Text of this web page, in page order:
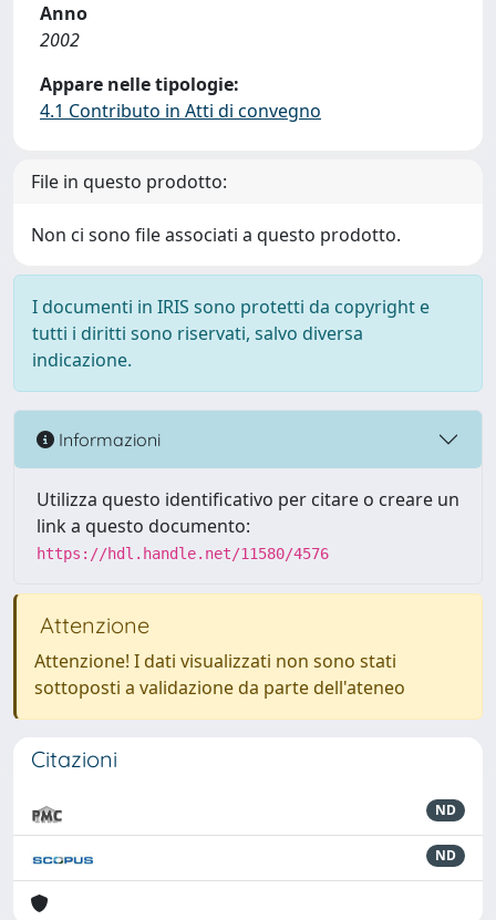
Anno
2002
Appare nelle tipologie:
4.1 Contributo in Atti di convegno
File in questo prodotto:
Non ci sono file associati a questo prodotto.
I documenti in IRIS sono protetti da copyright e
tutti i diritti sono riservati, salvo diversa
indicazione.
Informazioni
Utilizza questo identificativo per citare o creare un
link a questo documento:
https://hdl.handle.net/11580/4576
Attenzione
Attenzione! I dati visualizzati non sono stati
sottoposti a validazione da parte dell'ateneo
Citazioni
ND
ND